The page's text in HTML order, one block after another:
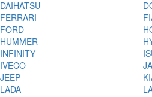
DAIHATSU
FERRARI
FORD
HUMMER
INFINITY
IVECO
JEEP
LADA